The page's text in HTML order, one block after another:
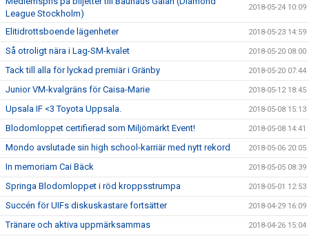
League Stockholm)
2018-05-24 10:09
Elitidrottsboende lägenheter 2018-05-23 14:59
Så otroligt nära i Lag-SM-kvalet 2018-05-20 08:00
Tack till alla för lyckad premiär i Gränby 2018-05-20 07:44
Junior VM-kvalgräns för Caisa-Marie 2018-05-12 18:45
Upsala IF <3 Toyota Uppsala. 2018-05-08 15:13
Blodomloppet certifierad som Miljömärkt Event! 2018-05-08 14:41
Mondo avslutade sin high school-karriär med nytt rekord 2018-05-06 20:05
In memoriam Cai Bäck 2018-05-05 08:39
Springa Blodomloppet i röd kroppsstrumpa 2018-05-01 12:53
Succén för UIFs diskuskastare fortsätter 2018-04-29 16:09
Tränare och aktiva uppmärksammas 2018-04-26 15:04